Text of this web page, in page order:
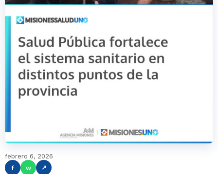
febrero 6, 2026
f
w ↗